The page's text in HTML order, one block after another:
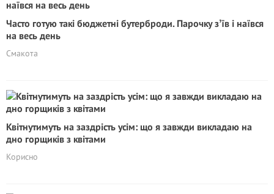
Часто готую такі бюджетні бутерброди. Парочку зʼїв і наївся
на весь день
Смакота
Квітнутимуть на заздрість усім: що я завжди викладаю на
дно горщиків з квітами
Корисно